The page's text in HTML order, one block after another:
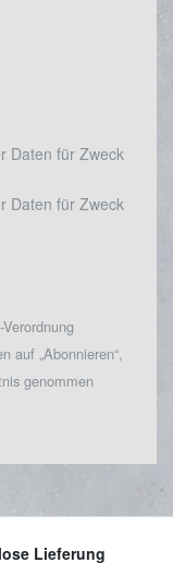
Daten für Zweck
Daten für Zweck
auf „Abonnieren“,
genommen
Lieferung